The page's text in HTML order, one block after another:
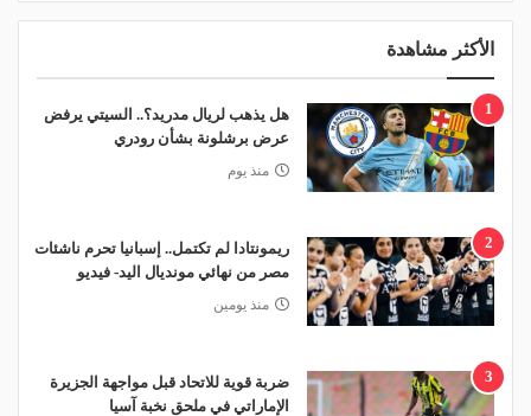
الأكثر مشاهدة
1
هل يذهب لريال مدريد؟.. السيتي يرفض
عرض برشلونة بشأن رودري
منذ يوم
2
ريمونتادا لم تكتمل.. إسبانيا تحرم ناشئات
مصر من نهائي مونديال اليد- فيديو
منذ يومين
3
ضربة قوية للاتحاد قبل مواجهة الجزيرة
الإماراتي في ملحق نخبة آسيا